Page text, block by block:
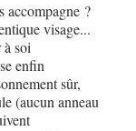
?
visage...
soi
enfin
sûr,
(aucun anneau